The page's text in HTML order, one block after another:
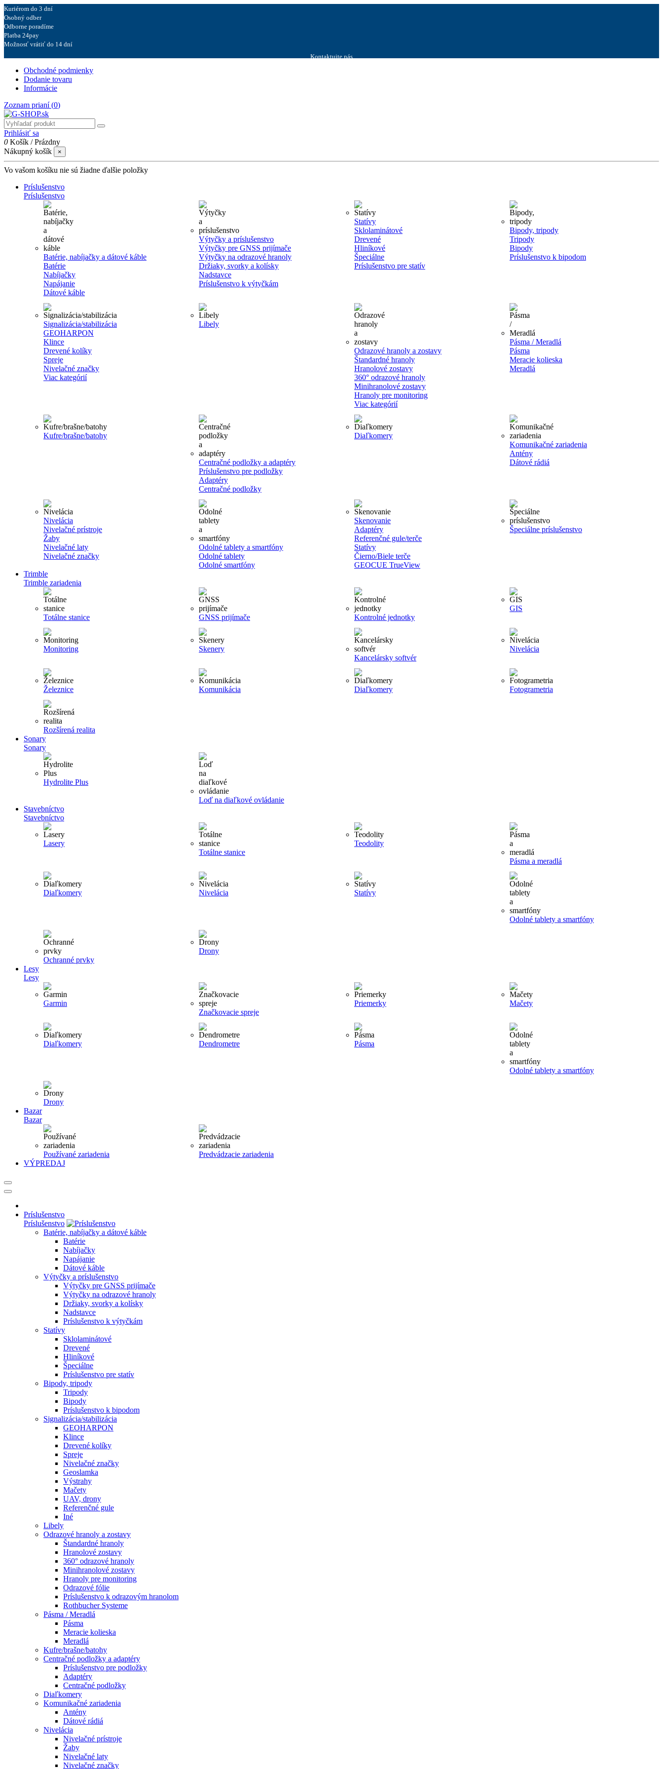
Kuriérom do 3 dní
Osobný odber
Odborne poradíme
Platba 24pay
Možnosť vrátiť do 14 dní
Kontaktujte nás
Obchodné podmienky
Dodanie tovaru
Informácie
Zoznam prianí (0)
Prihlásiť sa
0 Košík /Prázdny
Nákupný košík
×
Vo vašom košíku nie sú žiadne ďalšie položky
Príslušenstvo
Príslušenstvo
Batérie, nabíjačky a dátové káble
Batérie
Nabíjačky
Napájanie
Dátové káble
Výtyčky a príslušenstvo
Výtyčky pre GNSS prijímače
Výtyčky na odrazové hranoly
Držiaky, svorky a kolísky
Nadstavce
Príslušenstvo k výtyčkám
Statívy
Sklolaminátové
Drevené
Hliníkové
Špeciálne
Príslušenstvo pre statív
Bipody, tripody
Tripody
Bipody
Príslušenstvo k bipodom
Signalizácia/stabilizácia
GEOHARPON
Klince
Drevené kolíky
Spreje
Nivelačné značky
Viac kategórií
Libely
Odrazové hranoly a zostavy
Štandardné hranoly
Hranolové zostavy
360° odrazové hranoly
Minihranolové zostavy
Hranoly pre monitoring
Viac kategórií
Pásma / Meradlá
Pásma
Meracie kolieska
Meradlá
Kufre/brašne/batohy
Centračné podložky a adaptéry
Príslušenstvo pre podložky
Adaptéry
Centračné podložky
Diaľkomery
Komunikačné zariadenia
Antény
Dátové rádiá
Nivelácia
Nivelačné prístroje
Žaby
Nivelačné laty
Nivelačné značky
Odolné tablety a smartfóny
Odolné tablety
Odolné smartfóny
Skenovanie
Adaptéry
Referenčné gule/terče
Statívy
Čierno/Biele terče
GEOCUE TrueView
Špeciálne príslušenstvo
Trimble
Trimble zariadenia
Totálne stanice GNSS prijímače Kontrolné jednotky
GIS
Monitoring
Skenery
Kancelársky softvér
Nivelácia
Železnice Komunikácia Diaľkomery Fotogrametria
Rozšírená realita
Sonary
Sonary
Hydrolite Plus
Loď na diaľkové ovládanie
Stavebníctvo
Stavebníctvo
Lasery
Totálne stanice
Teodolity
Pásma a meradlá
Diaľkomery Nivelácia Statívy
Odolné tablety a smartfóny
Ochranné prvky
Drony
Lesy
Lesy
Garmin
Značkovacie spreje
Priemerky Mačety
Diaľkomery Dendrometre Pásma
Odolné tablety a smartfóny
Drony
Bazar
Bazar
Používané zariadenia
Predvádzacie zariadenia
VÝPREDAJ
Príslušenstvo
Príslušenstvo
Batérie, nabíjačky a dátové káble
Batérie
Nabíjačky
Napájanie
Dátové káble
Výtyčky a príslušenstvo
Výtyčky pre GNSS prijímače
Výtyčky na odrazové hranoly
Držiaky, svorky a kolísky
Nadstavce
Príslušenstvo k výtyčkám
Statívy
Sklolaminátové
Drevené
Hliníkové
Špeciálne
Príslušenstvo pre statív
Bipody, tripody
Tripody
Bipody
Príslušenstvo k bipodom
Signalizácia/stabilizácia
GEOHARPON
Klince
Drevené kolíky
Spreje
Nivelačné značky
Geoslamka
Výstrahy
Mačety
UAV, drony
Referenčné gule
Iné
Libely
Odrazové hranoly a zostavy
Štandardné hranoly
Hranolové zostavy
360° odrazové hranoly
Minihranolové zostavy
Hranoly pre monitoring
Odrazové fólie
Príslušenstvo k odrazovým hranolom
Rothbucher Systeme
Pásma / Meradlá
Pásma
Meracie kolieska
Meradlá
Kufre/brašne/batohy
Centračné podložky a adaptéry
Príslušenstvo pre podložky
Adaptéry
Centračné podložky
Diaľkomery
Komunikačné zariadenia
Antény
Dátové rádiá
Nivelácia
Nivelačné prístroje
Žaby
Nivelačné laty
Nivelačné značky